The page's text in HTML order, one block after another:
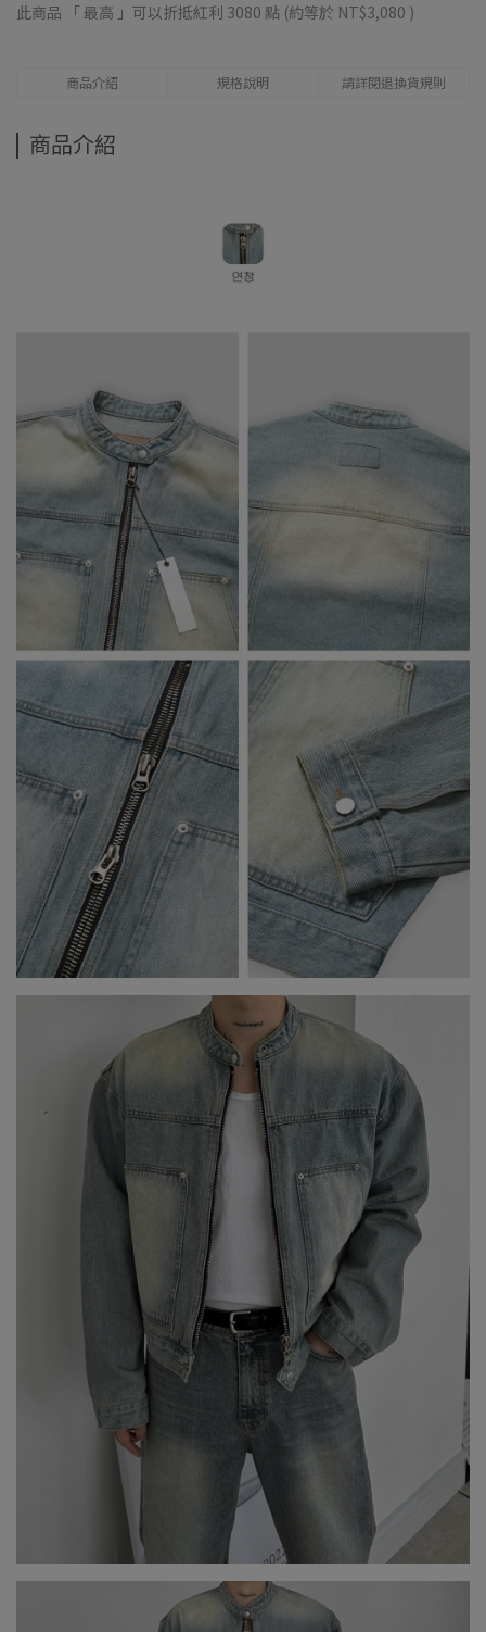
此商品 「 最高 」可以折抵紅利 3080 點 (約等於 NT$3,080 )
商品介紹 規格說明 請詳閱退換貨規則
商品介紹